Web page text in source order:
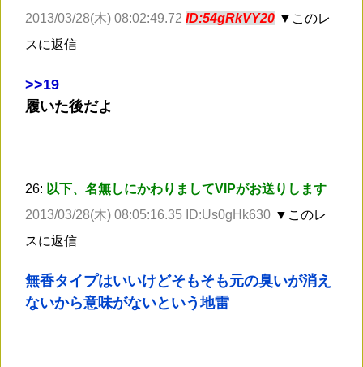
2013/03/28(木) 08:02:49.72 ID:54gRkVY20 ▼このレ
スに返信
>>19
履いた後だよ
26: 以下、名無しにかわりましてVIPがお送りします
2013/03/28(木) 08:05:16.35 ID:Us0gHk630 ▼このレ
スに返信
無香タイプはいいけどそもそも元の臭いが消え
ないから意味がないという地雷